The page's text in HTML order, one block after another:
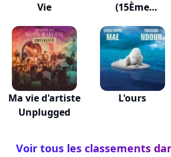
Vie
(15Ème
Ma vie d'artiste
Unplugged
L'ours
Voir tous les classements